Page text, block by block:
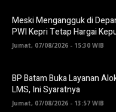
Meski Mengangguk di
PWI Kepri Tetap Hargai
Jumat, 07/08/2026 - 15:30 WIB
BP Batam Buka Layanan
LMS, Ini Syaratnya
Jumat, 07/08/2026 - 13:57 WIB